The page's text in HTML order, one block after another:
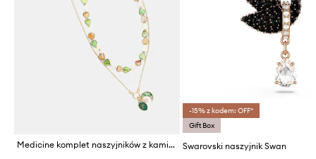
Medicine komplet naszyjników z kamieniem naturalnym kwarc 2-pack
-15% z kodem: OFF*
Gift Box
Swarovski naszyjnik Swan